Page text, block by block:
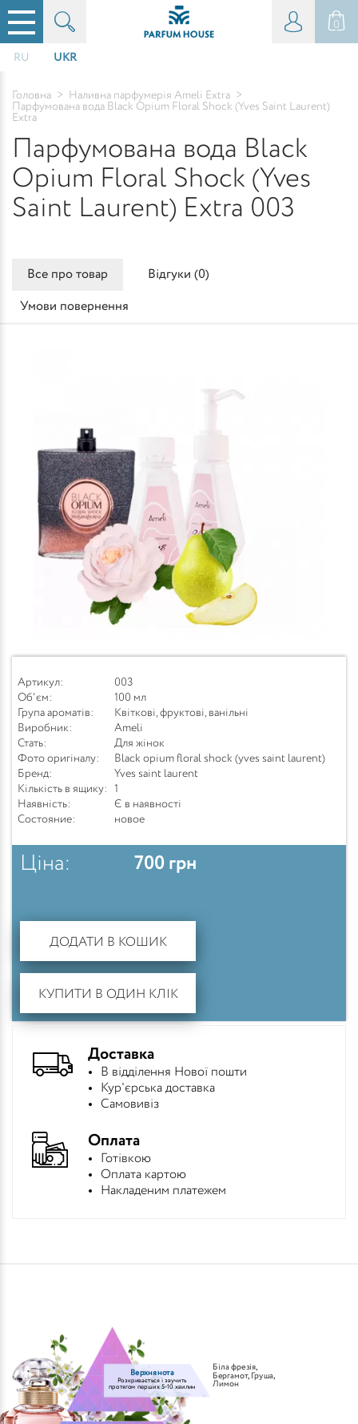
0
RU UKR
Головна > Наливна парфумерія Ameli Extra >
Парфумована вода Black Opium Floral Shock (Yves Saint Laurent)
Extra
Парфумована вода Black
Opium Floral Shock (Yves
Saint Laurent) Extra 003
Верхня нота
Розкривається і звучить
протягом перших 5-10 хвилин
Біла фрезія,
Бергамот, Груша,
Лимон
Все про товар Відгуки (0)
Умови повернення
Артикул:
003
Об'єм:
100 мл
Група ароматів:
Квіткові, фруктові, ванільні
Виробник:
Ameli
Стать:
Для жінок
Фото оригіналу:
Black opium floral shock (yves saint laurent)
Бренд:
Yves saint laurent
Кількість в ящику:
1
Наявність:
Є в наявності
Состояние:
новое
Ціна: 700 грн
ДОДАТИ В КОШИК
КУПИТИ В ОДИН КЛІК
Доставка
В відділення Нової пошти
Кур'єрська доставка
Самовивіз
Оплата
Готівкою
Оплата картою
Накладеним платежем